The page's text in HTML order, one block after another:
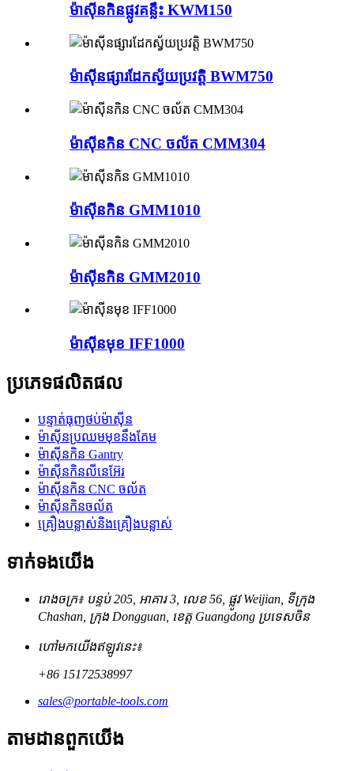
ម៉ាស៊ីនកិនផ្លូវគន្លឹះ KWM150
ម៉ាស៊ីនផ្សារដែកស្វ័យប្រវត្តិ BWM750
ម៉ាស៊ីនកិន CNC ចល័ត CMM304
ម៉ាស៊ីនកិន GMM1010
ម៉ាស៊ីនកិន GMM2010
ម៉ាស៊ីនមុខ IFF1000
ប្រភេទផលិតផល
បន្ទាត់ធុញថប់ម៉ាស៊ីន
ម៉ាស៊ីនប្រឈមមុខនឹងគែម
ម៉ាស៊ីនកិន Gantry
ម៉ាស៊ីនកិនលីនេអ៊ែរ
ម៉ាស៊ីនកិន CNC ចល័ត
ម៉ាស៊ីនកិនចល័ត
គ្រឿងបន្លាស់និងគ្រឿងបន្លាស់
ទាក់ទង​យើង
រោងចក្រ៖ បន្ទប់ 205, អាគារ 3, លេខ 56, ផ្លូវ Weijian, ទីក្រុង
Chashan, ក្រុង Dongguan, ខេត្ត Guangdong ប្រទេសចិន
ហៅមកយើងឥឡូវនេះ៖
+86 15172538997
sales@portable-tools.com
តាមដានពួកយើង